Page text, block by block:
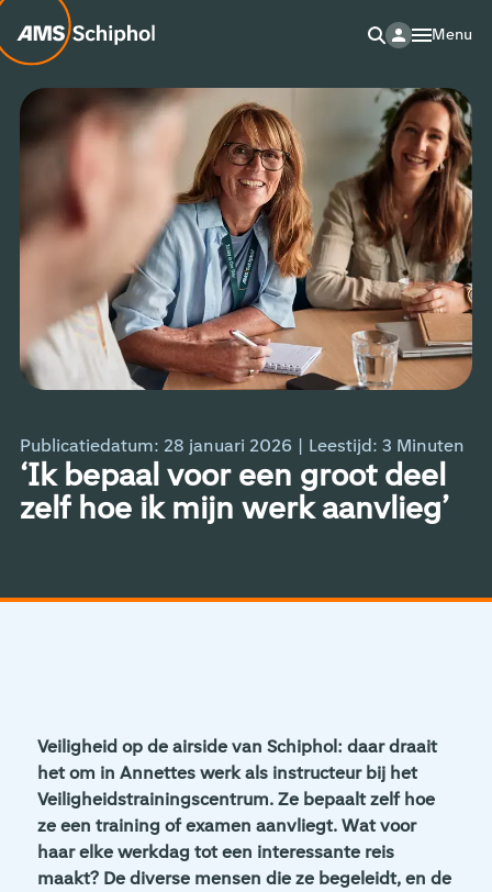
Menu
‘Ik bepaal voor een groot deel
zelf hoe ik mijn werk aanvlieg’
Publicatiedatum: 28 januari 2026 | Leestijd: 3 Minuten
Veiligheid op de airside van Schiphol: daar draait
het om in Annettes werk als instructeur bij het
Veiligheidstrainingscentrum. Ze bepaalt zelf hoe
ze een training of examen aanvliegt. Wat voor
haar elke werkdag tot een interessante reis
maakt? De diverse mensen die ze begeleidt, en de